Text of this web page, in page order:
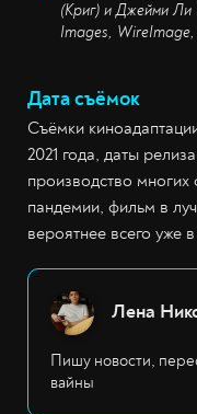
(Криг) и Джейми Ли
Images,
Дата съёмок
Съёмки
2021 года, даты
производство
пандемии, фильм в
вероятнее всего уже
Лена
Пишу новости,
вайны